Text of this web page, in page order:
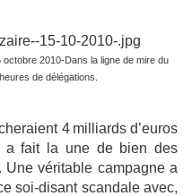
2010-Dans la ligne de mire du
de délégations.
4 milliards d’euros
a fait la une de bien des
véritable campagne a
soi-disant scandale avec,